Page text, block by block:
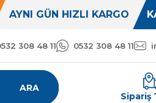
AYNI GÜN HIZLI KARGO
308 48 11 0532 308 48 11
ARA
Sipariş